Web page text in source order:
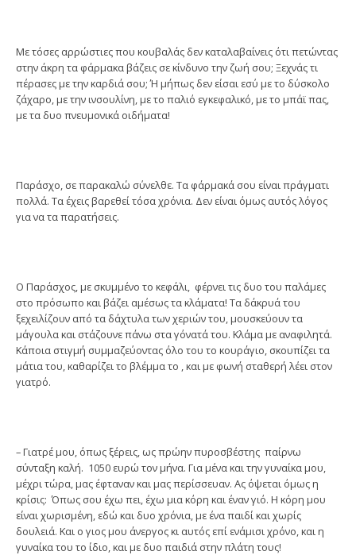
Με τόσες αρρώστιες που κουβαλάς δεν καταλαβαίνεις ότι πετώντας
στην άκρη τα φάρμακα βάζεις σε κίνδυνο την ζωή σου; Ξεχνάς τι
πέρασες με την καρδιά σου; Ή μήπως δεν είσαι εσύ με το δύσκολο
ζάχαρο, με την ινσουλίνη, με το παλιό εγκεφαλικό, με το μπάϊ πας,
με τα δυο πνευμονικά οιδήματα!
Παράσχο, σε παρακαλώ σύνελθε. Τα φάρμακά σου είναι πράγματι
πολλά. Τα έχεις βαρεθεί τόσα χρόνια. Δεν είναι όμως αυτός λόγος
για να τα παρατήσεις.
Ο Παράσχος, με σκυμμένο το κεφάλι, φέρνει τις δυο του παλάμες
στο πρόσωπο και βάζει αμέσως τα κλάματα! Τα δάκρυά του
ξεχειλίζουν από τα δάχτυλα των χεριών του, μουσκεύουν τα
μάγουλα και στάζουνε πάνω στα γόνατά του. Κλάμα με αναφιλητά.
Κάποια στιγμή συμμαζεύοντας όλο του το κουράγιο, σκουπίζει τα
μάτια του, καθαρίζει το βλέμμα το , και με φωνή σταθερή λέει στον
γιατρό.
– Γιατρέ μου, όπως ξέρεις, ως πρώην πυροσβέστης παίρνω
σύνταξη καλή. 1050 ευρώ τον μήνα. Για μένα και την γυναίκα μου,
μέχρι τώρα, μας έφταναν και μας περίσσευαν. Ας όψεται όμως η
κρίσις: Όπως σου έχω πει, έχω μια κόρη και έναν γιό. Η κόρη μου
είναι χωρισμένη, εδώ και δυο χρόνια, με ένα παιδί και χωρίς
δουλειά. Και ο γιος μου άνεργος κι αυτός επί ενάμισι χρόνο, και η
γυναίκα του το ίδιο, και με δυο παιδιά στην πλάτη τους!